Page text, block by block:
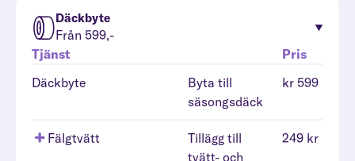
Däckbyte
Från 599,-
Tjänst
Pris
Däckbyte
Byta till
säsongsdäck
kr 599
Fälgtvätt
Tillägg till
tvätt- och
249 kr